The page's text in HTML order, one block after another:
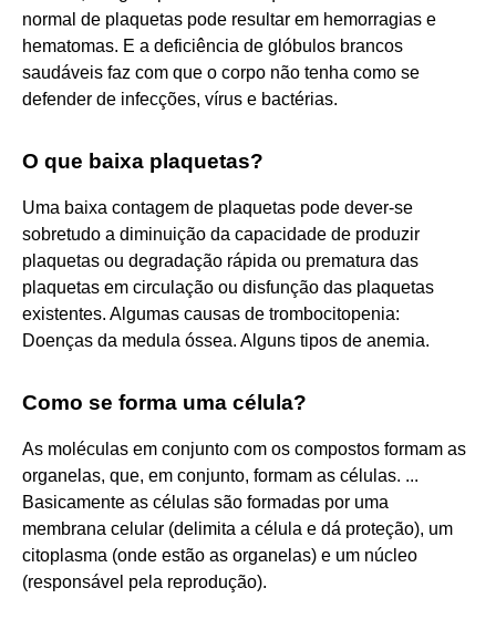
normal de plaquetas pode resultar em hemorragias e
hematomas. E a deficiência de glóbulos brancos
saudáveis faz com que o corpo não tenha como se
defender de infecções, vírus e bactérias.
O que baixa plaquetas?
Uma baixa contagem de plaquetas pode dever-se
sobretudo a diminuição da capacidade de produzir
plaquetas ou degradação rápida ou prematura das
plaquetas em circulação ou disfunção das plaquetas
existentes. Algumas causas de trombocitopenia:
Doenças da medula óssea. Alguns tipos de anemia.
Como se forma uma célula?
As moléculas em conjunto com os compostos formam as
organelas, que, em conjunto, formam as células. ...
Basicamente as células são formadas por uma
membrana celular (delimita a célula e dá proteção), um
citoplasma (onde estão as organelas) e um núcleo
(responsável pela reprodução).